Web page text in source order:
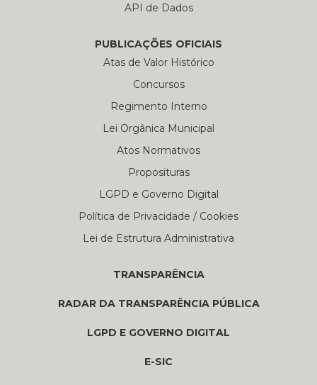
API de Dados
PUBLICAÇÕES OFICIAIS
Atas de Valor Histórico
Concursos
Regimento Interno
Lei Orgânica Municipal
Atos Normativos
Proposituras
LGPD e Governo Digital
Política de Privacidade / Cookies
Lei de Estrutura Administrativa
TRANSPARÊNCIA
RADAR DA TRANSPARÊNCIA PÚBLICA
LGPD E GOVERNO DIGITAL
E-SIC